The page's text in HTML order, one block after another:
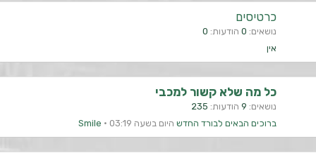
כרטיסים
נושאים 0 הודעות 0
אין
כל מה שלא קשור למכבי
נושאים 9 הודעות 235
ברוכים הבאים לבורד החדש היום בשעה 03:19 Smile